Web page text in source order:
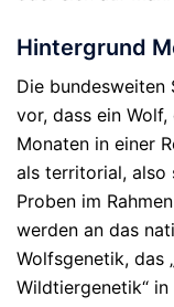
Hintergrund
Die bundesweiten
vor, dass ein
Monaten in einer
als territorial, also
Proben im
werden an das
Wolfsgenetik, das
Wildtiergenetik“